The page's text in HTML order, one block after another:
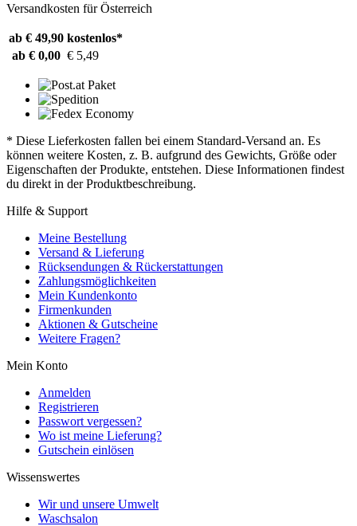
Versandkosten für Österreich
ab € 49,90 kostenlos*
ab € 0,00 € 5,49
* Diese Lieferkosten fallen bei einem Standard-Versand an. Es
können weitere Kosten, z. B. aufgrund des Gewichts, Größe oder
Eigenschaften der Produkte, entstehen. Diese Informationen findest
du direkt in der Produktbeschreibung.
Hilfe & Support
Meine Bestellung
Versand & Lieferung
Rücksendungen & Rückerstattungen
Zahlungsmöglichkeiten
Mein Kundenkonto
Firmenkunden
Aktionen & Gutscheine
Weitere Fragen?
Mein Konto
Anmelden
Registrieren
Passwort vergessen?
Wo ist meine Lieferung?
Gutschein einlösen
Wissenswertes
Wir und unsere Umwelt
Waschsalon